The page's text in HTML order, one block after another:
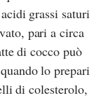
grassi saturi
pari a circa
di cocco può
lo prepari
di colesterolo,